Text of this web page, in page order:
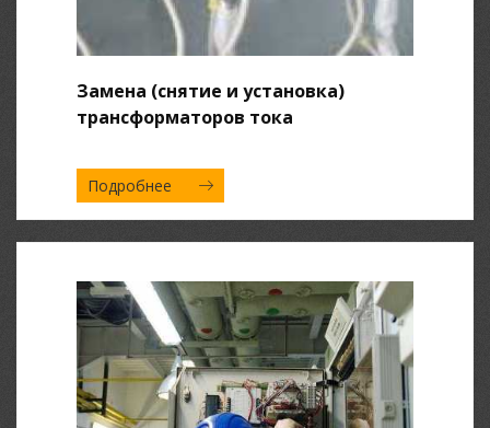
Замена (снятие и установка)
трансформаторов тока
Подробнее